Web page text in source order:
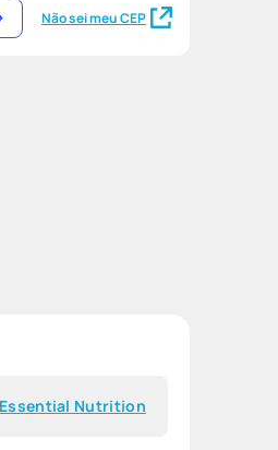
Não sei meu CEP
Essential Nutrition